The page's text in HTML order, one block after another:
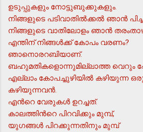
ഉടുപ്പുകളും നോട്ടുബുക്കുകളും.
നിങ്ങളുടെ പടിവാതില്‍ക്കല്‍ ഞാന്‍
നിങ്ങളുടെ വാതിലോളം ഞാന്‍
എന്തിന് നിങ്ങള്‍ക്ക് കോപം വരണം?
ഞാനൊരറബിയാണ്.
ബഹുമതികളൊന്നുമില്ലാത്ത വെറും
എല്ലാം കോപച്ചുഴിയില്‍ കഴിയുന്ന ഒരു
കഴിയുന്നവന്‍.
എന്‍റെ വേരുകള്‍ ഉറച്ചത്.
കാലത്തിന്‍റെ പിറവിക്കും മുമ്പ്,
യുഗങ്ങള്‍ പിറക്കുന്നതിനും മുമ്പ്